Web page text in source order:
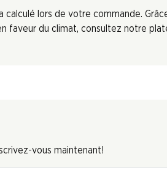
lors de votre commande.
faveur du climat, consultez notre
vous maintenant!